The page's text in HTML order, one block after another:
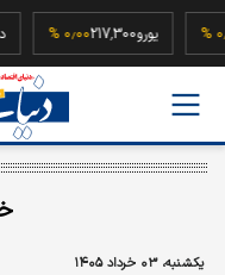
۰٫۰۰ % یورو217,300 ۰٫۰۰ %
یکشنبه، ۰۳ خرداد ۱۴۰۵